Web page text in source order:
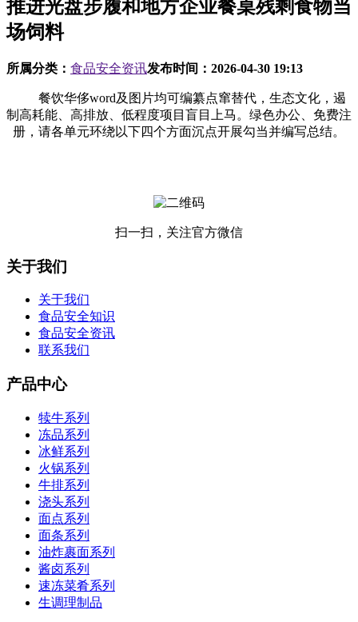
推进光盘步履和地方企业餐桌残剩食物当
场饲料
所属分类： 食品安全资讯发布时间： 2026-04-30 19:13
餐饮华侈word及图片均可编纂点窜替代，生态文化，遏
制高耗能、高排放、低程度项目盲目上马。绿色办公、免费注
册，请各单元环绕以下四个方面沉点开展勾当并编写总结。
扫一扫，关注官方微信
关于我们
关于我们
食品安全知识
食品安全资讯
联系我们
产品中心
犊牛系列
冻品系列
冰鲜系列
火锅系列
牛排系列
浇头系列
面点系列
面条系列
油炸裹面系列
酱卤系列
速冻菜肴系列
生调理制品